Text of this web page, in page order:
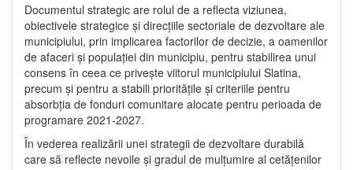
Documentul strategic are rolul de a reflecta viziunea,
obiectivele strategice și direcțiile sectoriale de dezvoltare ale
municipiului, prin implicarea factorilor de decizie, a oamenilor
de afaceri și populației din municipiu, pentru stabilirea unui
consens în ceea ce privește viitorul municipiului Slatina,
precum și pentru a stabili prioritățile și criteriile pentru
absorbția de fonduri comunitare alocate pentru perioada de
programare 2021-2027.
În vederea realizării unei strategii de dezvoltare durabilă
care să reflecte nevoile și gradul de mulțumire al cetățenilor